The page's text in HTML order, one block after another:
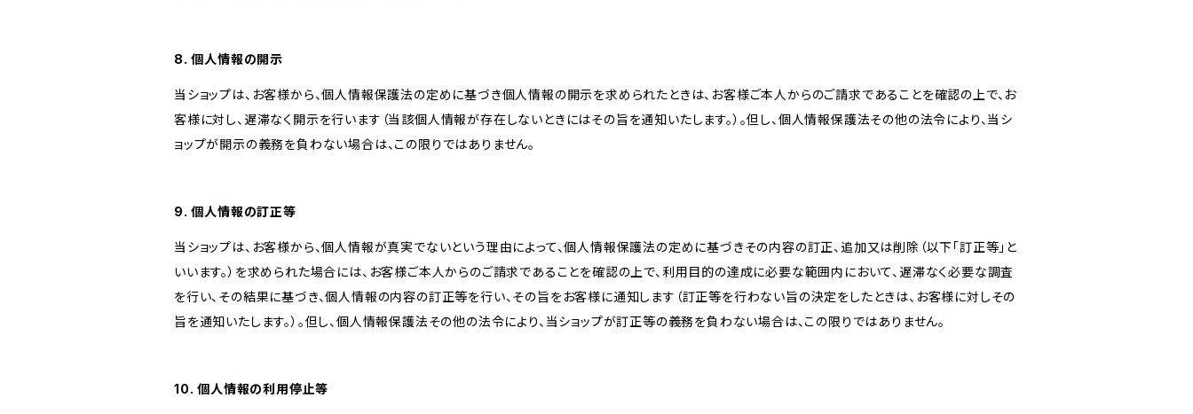
8. 個人情報の開示
当ショップは、お客様から、個人情報保護法の定めに基づき個人情報の開示を求められたときは、お客様ご本人からのご請求であることを確認の上で、お
客様に対し、遅滞なく開示を行います（当該個人情報が存在しないときにはその旨を通知いたします。）。但し、個人情報保護法その他の法令により、当シ
ョップが開示の義務を負わない場合は、この限りではありません。
9. 個人情報の訂正等
当ショップは、お客様から、個人情報が真実でないという理由によって、個人情報保護法の定めに基づきその内容の訂正、追加又は削除（以下「訂正等」と
いいます。）を求められた場合には、お客様ご本人からのご請求であることを確認の上で、利用目的の達成に必要な範囲内において、遅滞なく必要な調査
を行い、その結果に基づき、個人情報の内容の訂正等を行い、その旨をお客様に通知します（訂正等を行わない旨の決定をしたときは、お客様に対しその
旨を通知いたします。）。但し、個人情報保護法その他の法令により、当ショップが訂正等の義務を負わない場合は、この限りではありません。
10. 個人情報の利用停止等